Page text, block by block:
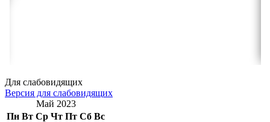
Для слабовидящих
Версия для слабовидящих
Май 2023
Пн Вт Ср Чт Пт Сб Вс